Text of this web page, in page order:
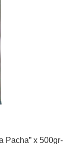
Pacha” x 500gr-